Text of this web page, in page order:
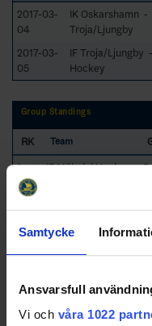
Samtycke
Ansvarsfull
Vi och våra 1022
2017-03-
04
IK Oskarshamn -
Troja/Ljungby
2017-03-
05
IF Troja/Ljungby
Hockey
Group Standings
RK Team
1
IF Mölndal Hockey 2
2 IF Troja/Ljungby 2